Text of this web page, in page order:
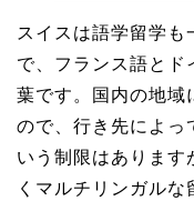
スイスは語学留学も
で、フランス語と
葉です。国内の地域
ので、行き先によっ
いう制限はあります
くマルチリンガルな